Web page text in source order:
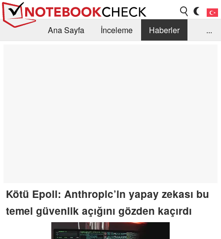
Ana Sayfa İnceleme
Haberler
...
Kötü Epoll: Anthropic’in yapay zekası bu
temel güvenlik açığını gözden kaçırdı